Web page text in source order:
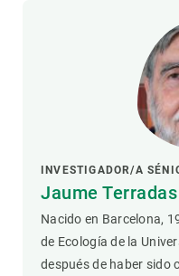
INVESTIGADOR/A
Jaume
Nacido en Barcelona,
de Ecología de la
después de haber sido